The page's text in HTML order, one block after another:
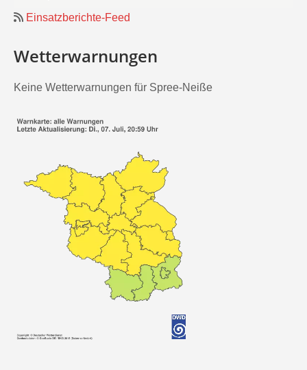
Einsatzberichte-Feed
Wetterwarnungen
Keine Wetterwarnungen für Spree-Neiße